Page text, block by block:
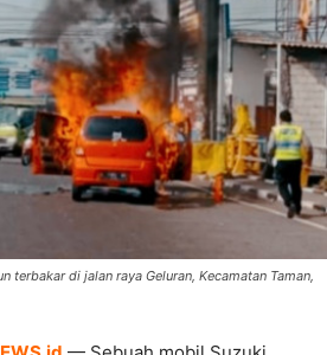
terbakar di jalan raya Geluran, Kecamatan Taman,